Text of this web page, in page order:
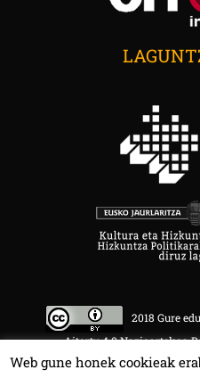
2018 Gure
Aitortu 4.0 Nazioartekoa
Web gune honek cookieak